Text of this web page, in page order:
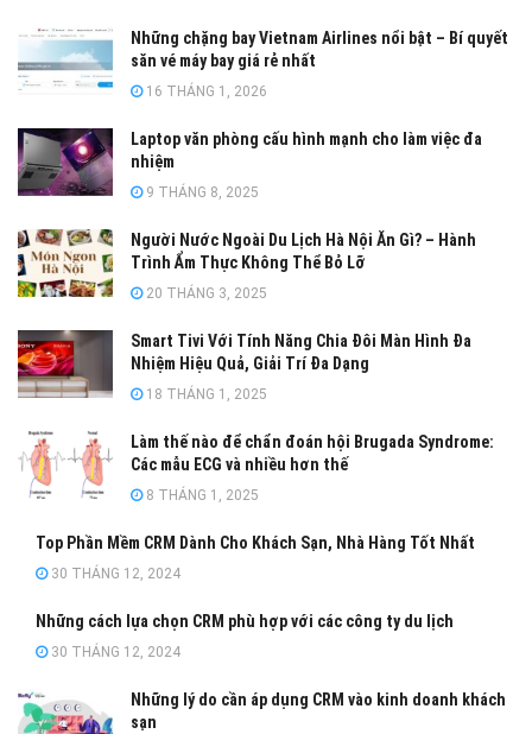
Những chặng bay Vietnam Airlines nổi bật – Bí quyết
săn vé máy bay giá rẻ nhất
16 THÁNG 1, 2026
Laptop văn phòng cấu hình mạnh cho làm việc đa
nhiệm
9 THÁNG 8, 2025
Người Nước Ngoài Du Lịch Hà Nội Ăn Gì? – Hành
Trình Ẩm Thực Không Thể Bỏ Lỡ
20 THÁNG 3, 2025
Smart Tivi Với Tính Năng Chia Đôi Màn Hình Đa
Nhiệm Hiệu Quả, Giải Trí Đa Dạng
18 THÁNG 1, 2025
Làm thế nào để chẩn đoán hội Brugada Syndrome:
Các mẫu ECG và nhiều hơn thế
8 THÁNG 1, 2025
Top Phần Mềm CRM Dành Cho Khách Sạn, Nhà Hàng Tốt Nhất
30 THÁNG 12, 2024
Những cách lựa chọn CRM phù hợp với các công ty du lịch
30 THÁNG 12, 2024
Những lý do cần áp dụng CRM vào kinh doanh khách
sạn